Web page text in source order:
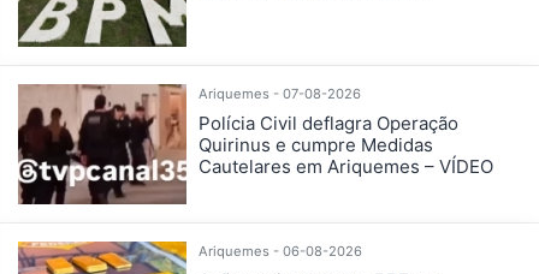
Ariquemes - 07-08-2026
Polícia Civil deflagra Operação
Quirinus e cumpre Medidas
Cautelares em Ariquemes – VÍDEO
Ariquemes - 06-08-2026